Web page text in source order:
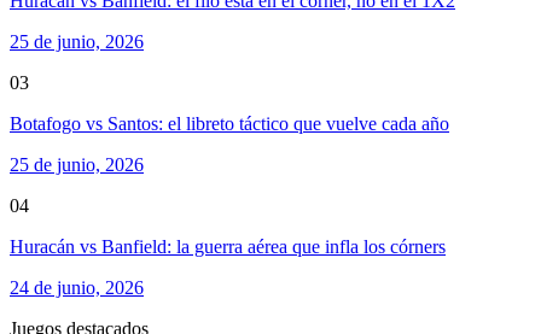
25 de junio, 2026
03
Botafogo vs Santos: el libreto táctico que vuelve cada año
25 de junio, 2026
04
Huracán vs Banfield: la guerra aérea que infla los córners
24 de junio, 2026
Juegos destacados